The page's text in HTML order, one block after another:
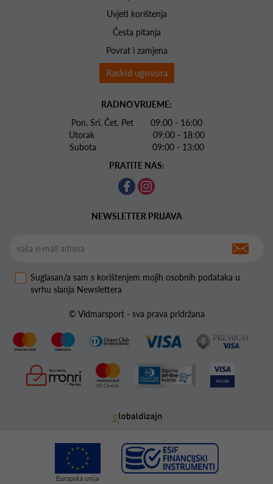
Uvjeti korištenja
Česta pitanja
Povrat i zamjena
Raskid ugovora
RADNO VRIJEME:
Pon. Sri. Čet. Pet 09:00 - 16:00
Utorak 09:00 - 18:00
Subota 09:00 - 13:00
PRATITE NAS:
NEWSLETTER PRIJAVA
Suglasan/a sam s korištenjem mojih osobnih podataka u
svrhu slanja Newslettera
© Vidmarsport - sva prava pridržana